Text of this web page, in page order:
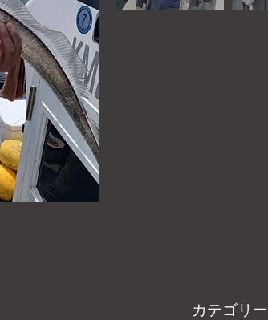
カテゴリー